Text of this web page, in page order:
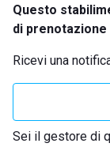
Questo
di prenotazione
Ricevi una
Sei il gestore di